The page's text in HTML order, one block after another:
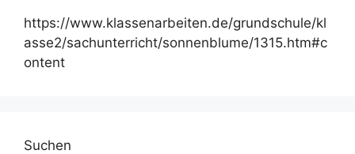
https://www.klassenarbeiten.de/grundschule/kl
asse2/sachunterricht/sonnenblume/1315.htm#c
ontent
Suchen